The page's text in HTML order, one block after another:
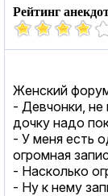
Рейтинг
Женский
- Девчонки,
дочку надо
- У меня есть
огромная
- Насколько
- Ну к нему